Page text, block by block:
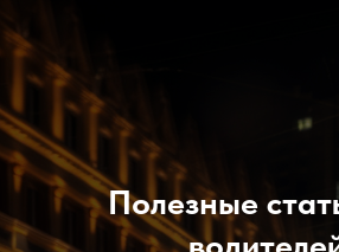
Полезные статьи для
водителей
Хочешь водить уверенно
и получайлайфхаки, которые не
расскажут в обычной автошколе!